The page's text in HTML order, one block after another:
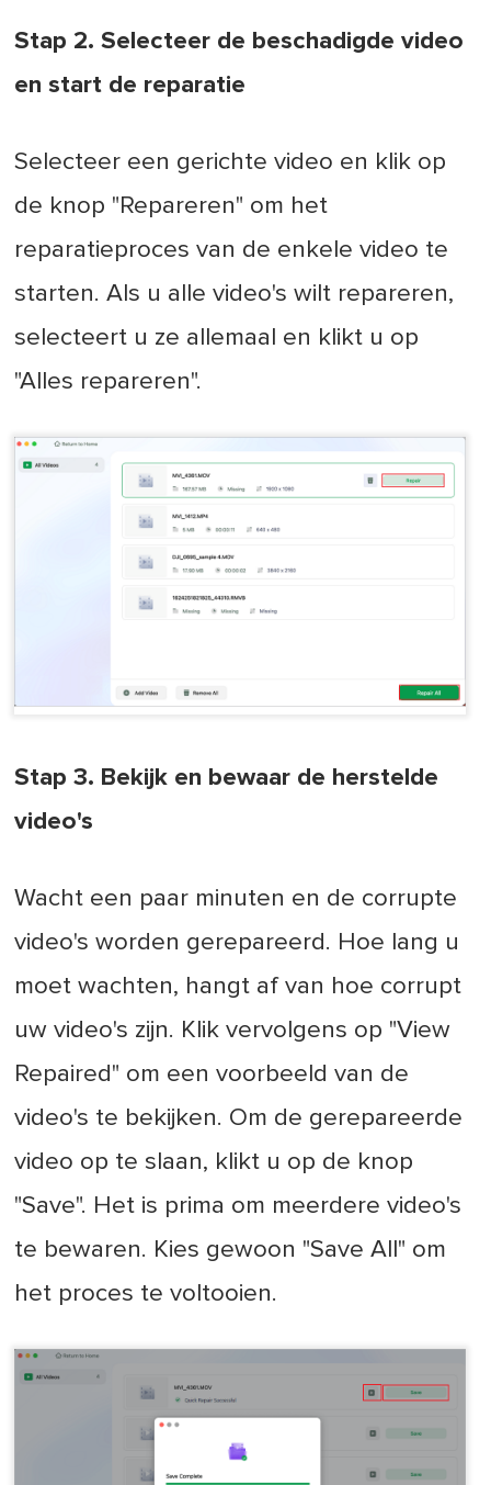
Stap 2. Selecteer de beschadigde video
en start de reparatie
Selecteer een gerichte video en klik op
de knop "Repareren" om het
reparatieproces van de enkele video te
starten. Als u alle video's wilt repareren,
selecteert u ze allemaal en klikt u op
"Alles repareren".
Stap 3. Bekijk en bewaar de herstelde
video's
Wacht een paar minuten en de corrupte
video's worden gerepareerd. Hoe lang u
moet wachten, hangt af van hoe corrupt
uw video's zijn. Klik vervolgens op "View
Repaired" om een voorbeeld van de
video's te bekijken. Om de gerepareerde
video op te slaan, klikt u op de knop
"Save". Het is prima om meerdere video's
te bewaren. Kies gewoon "Save All" om
het proces te voltooien.